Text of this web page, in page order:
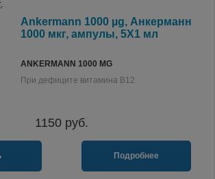
Ankermann 1000 µg, Анкерманн
1000 мкг, ампулы, 5X1 мл
ANKERMANN 1000 ΜG
При дефиците витамина В12
1150 руб.
Подробнее